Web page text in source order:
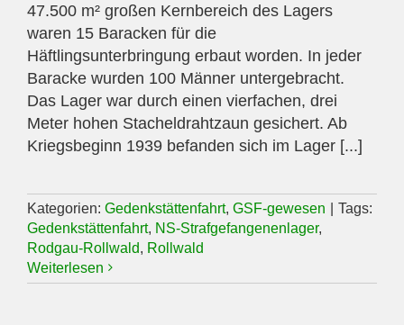
47.500 m² großen Kernbereich des Lagers
waren 15 Baracken für die
Häftlingsunterbringung erbaut worden. In jeder
Baracke wurden 100 Männer untergebracht.
Das Lager war durch einen vierfachen, drei
Meter hohen Stacheldrahtzaun gesichert. Ab
Kriegsbeginn 1939 befanden sich im Lager [...]
Kategorien: Gedenkstättenfahrt, GSF-gewesen
Tags:
Gedenkstättenfahrt, NS-Strafgefangenenlager,
Rodgau-Rollwald, Rollwald
Weiterlesen